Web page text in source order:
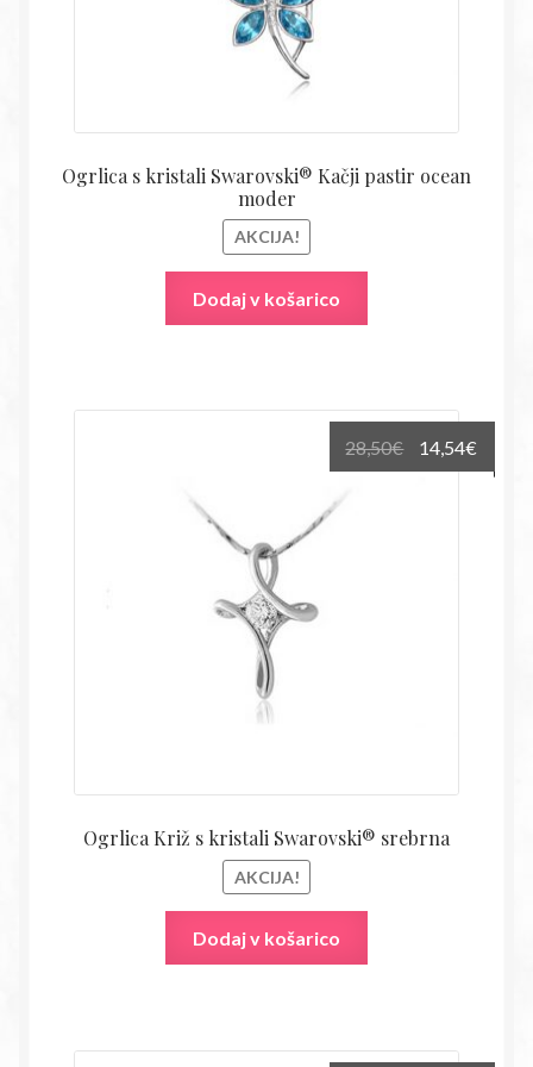
Ogrlica s kristali Swarovski® Kačji pastir ocean
moder
AKCIJA!
Dodaj v košarico
Ogrlica Križ s kristali Swarovski® srebrna
AKCIJA!
28,50€
Izvirna
cena
14,54€
cena
Dodaj v košarico